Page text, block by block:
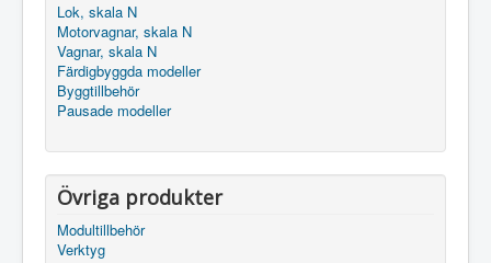
Lok, skala N
Motorvagnar, skala N
Vagnar, skala N
Färdigbyggda modeller
Byggtillbehör
Pausade modeller
Övriga produkter
Modultillbehör
Verktyg